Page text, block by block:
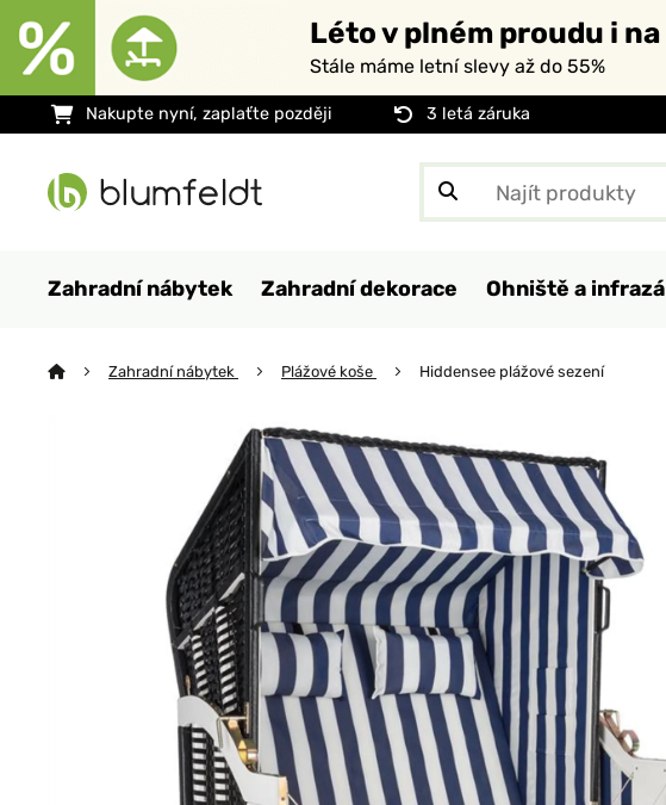
Léto v plném proudu i
Stále máme letní slevy až do 55%
Nakupte nyní, zaplaťte později 3 letá záruka
Zahradní nábytek Zahradní dekorace Ohniště a
Zahradní nábytek Plážové koše Hiddensee plážové sezení